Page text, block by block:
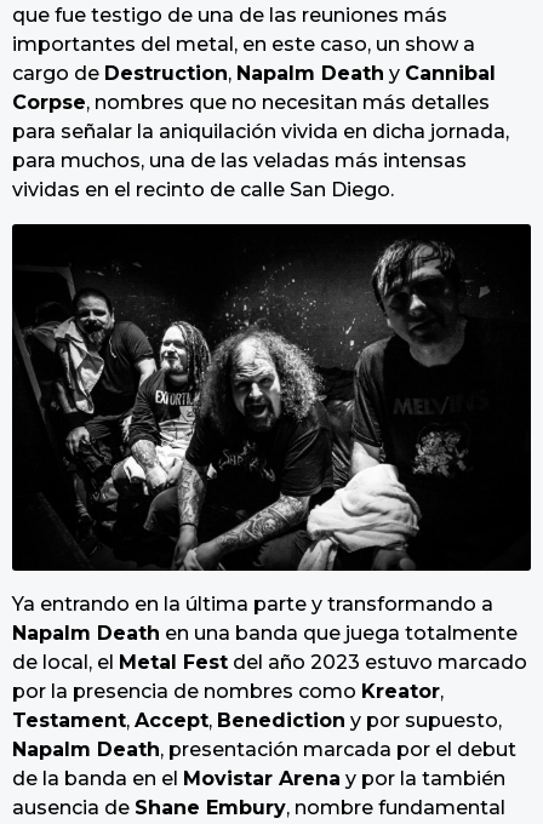
que fue testigo de una de las reuniones más
importantes del metal, en este caso, un show a
cargo de Destruction, Napalm Death y Cannibal
Corpse, nombres que no necesitan más detalles
para señalar la aniquilación vivida en dicha jornada,
para muchos, una de las veladas más intensas
vividas en el recinto de calle San Diego.
Ya entrando en la última parte y transformando a
Napalm Death en una banda que juega totalmente
de local, el Metal Fest del año 2023 estuvo marcado
por la presencia de nombres como Kreator,
Testament, Accept, Benediction y por supuesto,
Napalm Death, presentación marcada por el debut
de la banda en el Movistar Arena y por la también
ausencia de Shane Embury, nombre fundamental